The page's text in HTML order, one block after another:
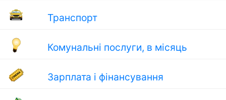
Транспорт
Комунальні послуги, в місяць
Зарплата і фінансування